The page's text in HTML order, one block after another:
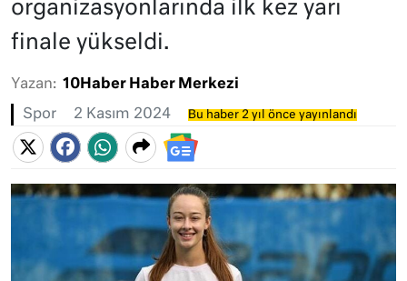
organizasyonlarında ilk kez yarı
finale yükseldi.
Yazan: 10Haber Haber Merkezi
Spor 2 Kasım 2024 Bu haber 2 yıl önce yayınlandı